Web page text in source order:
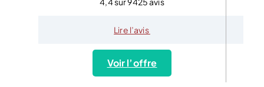
Lire l’avis
Voir l’offre